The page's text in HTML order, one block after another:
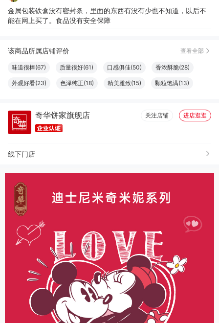
金属包装铁盒没有密封条，里面的东西有没有少也不知道，以后不
能在网上买了。食品没有安全保障
该商品所属店铺评价 查看全部
味道很棒(67) 质量很好(61) 口感俱佳(50) 香浓酥脆(28)
外观好看(23) 色泽纯正(18) 精美雅致(15) 颗粒饱满(13)
营养丰富(8) 清香四溢(8) 无油腻感(8)
分量充足(7) 包装很好(6)
奇华饼家旗舰店 关注店铺 进店逛逛
线下门店